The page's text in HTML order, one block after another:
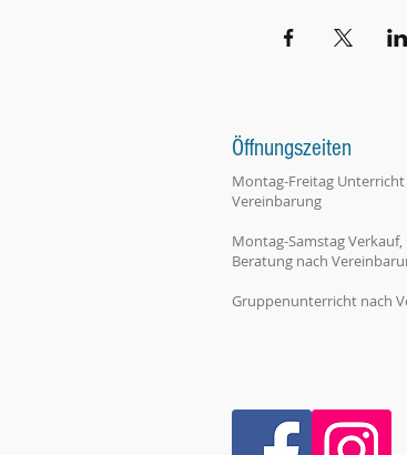
Öffnungszeiten
Montag-Freitag Unterricht
Vereinbarung
Montag-Samstag
Beratung nach
Gruppenunterricht nach